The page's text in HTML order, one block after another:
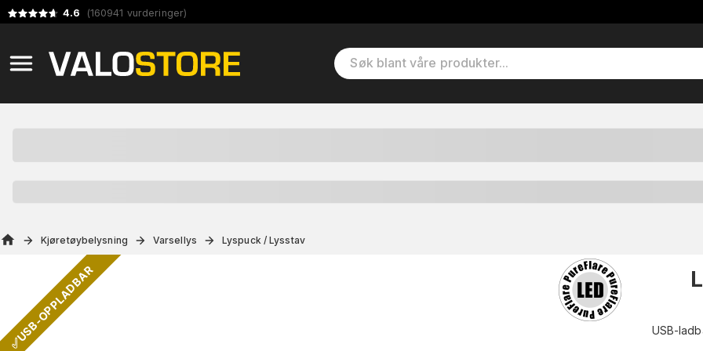
4.6 (160941 vurderinger)
Kjøretøybelysning Varsellys Lyspuck / Lysstav
✅USB-OPPLADBAR USB-